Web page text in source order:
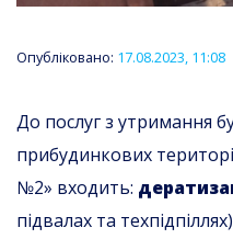
Опубліковано: 17.08.2023, 11:08
До послуг з утримання
прибудинкових
№2» входить:
підвалах та